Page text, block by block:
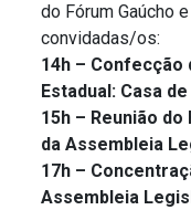
do Fórum Gaúcho
convidadas/os:
14h – Confecção
Estadual: Casa de
15h – Reunião
da Assembleia
17h –
Assembleia